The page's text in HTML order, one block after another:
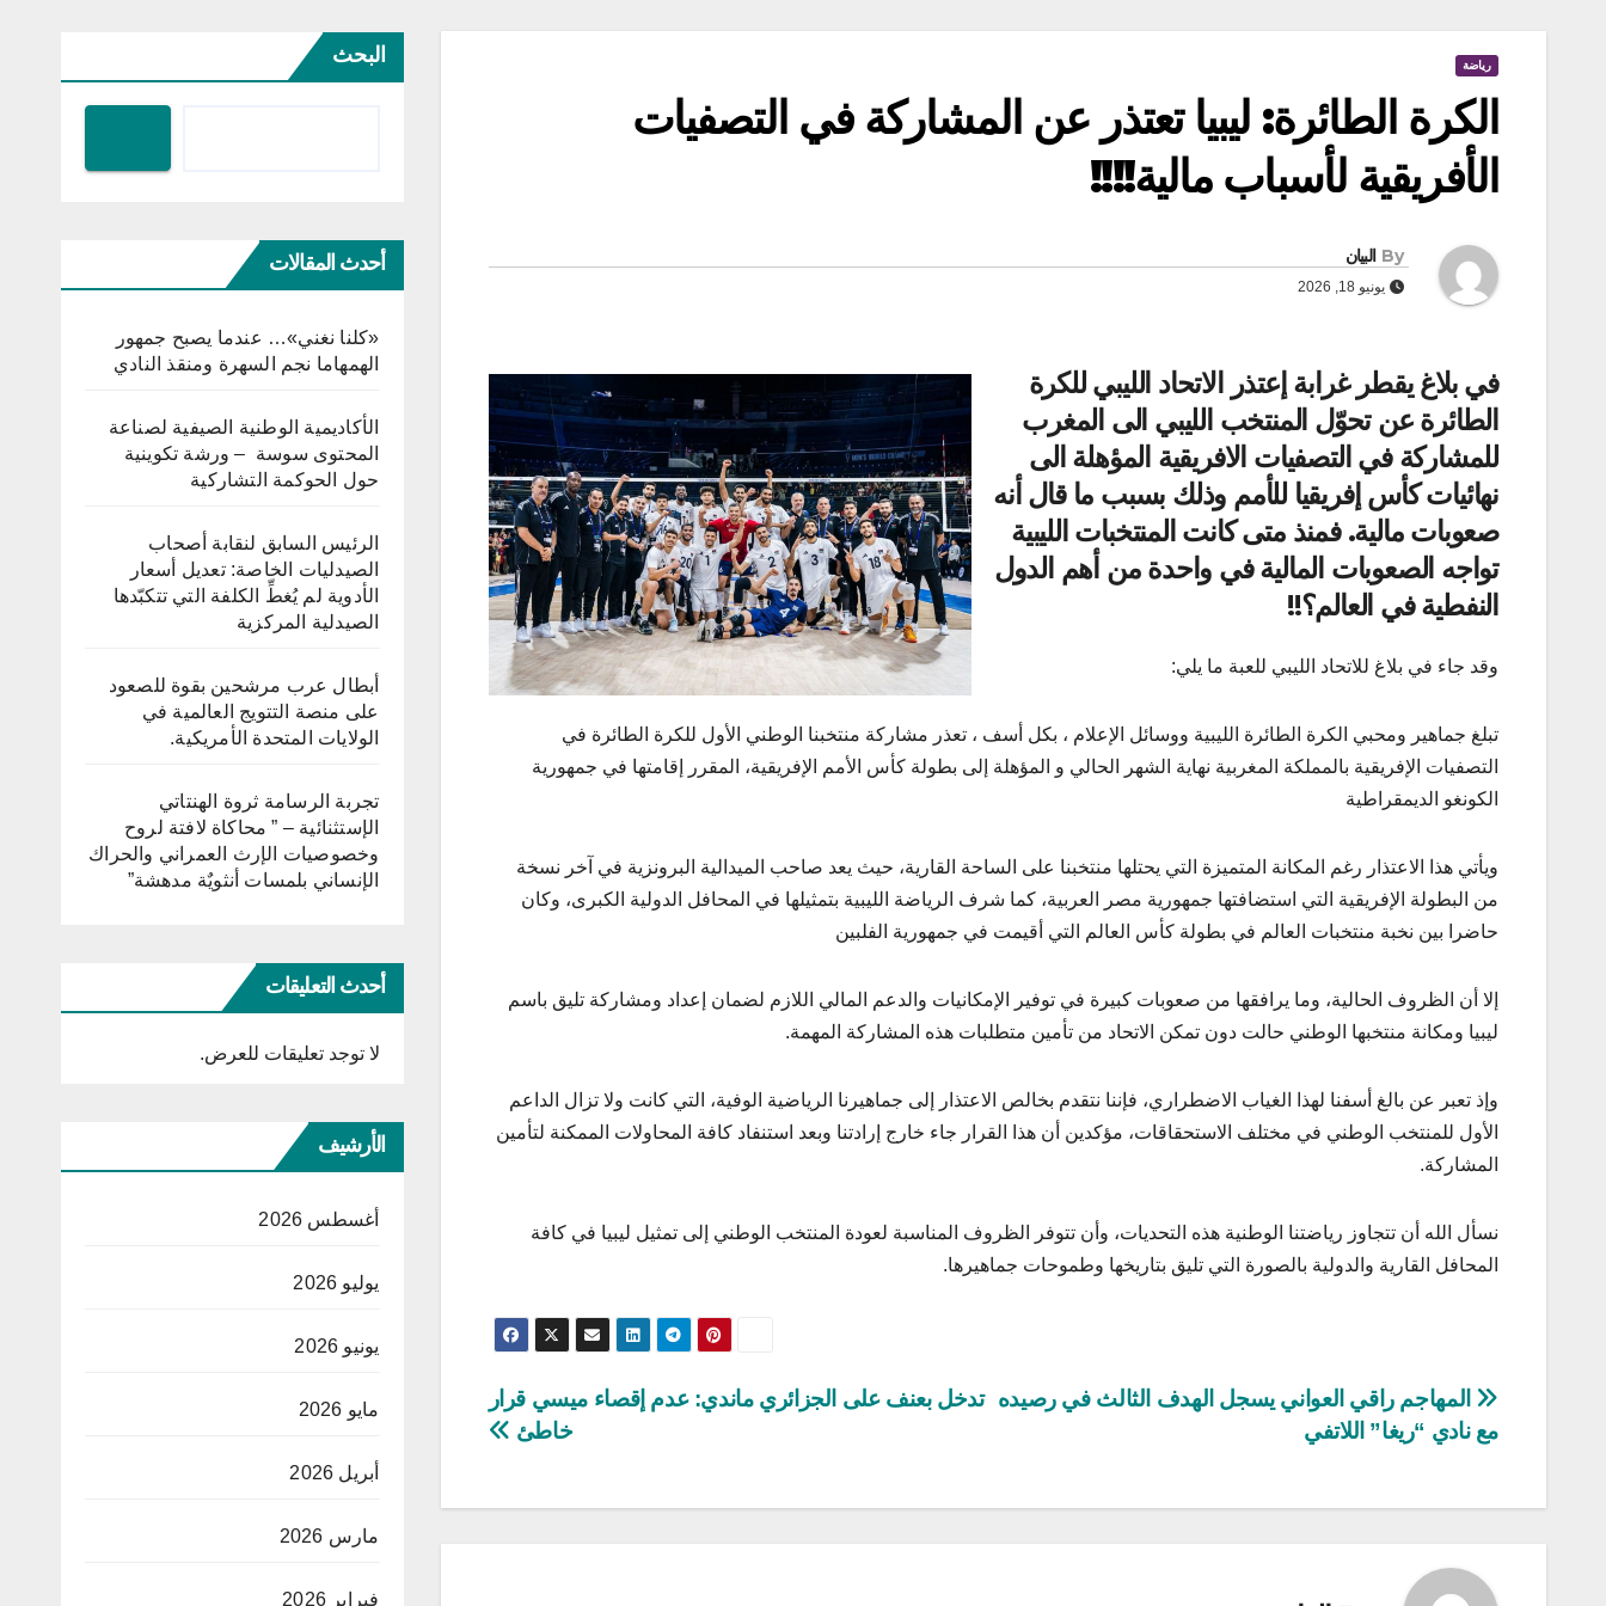
رياضة
الكرة الطائرة: ليبيا تعتذر عن المشاركة في التصفيات
الأفريقية لأسباب مالية!!!!
By البيان
يونيو 18, 2026
في بلاغ يقطر غرابة إعتذر الاتحاد الليبي للكرة
الطائرة عن تحوّل المنتخب الليبي الى المغرب
للمشاركة في التصفيات الافريقية المؤهلة الى
نهائيات كأس إفريقيا للأمم وذلك بسبب ما قال أنه
صعوبات مالية. فمنذ متى كانت المنتخبات الليبية
تواجه الصعوبات المالية في واحدة من أهم الدول
النفطية في العالم؟!!
وقد جاء في بلاغ للاتحاد الليبي للعبة ما يلي:
تبلغ جماهير ومحبي الكرة الطائرة الليبية ووسائل الإعلام ، بكل أسف ، تعذر مشاركة منتخبنا الوطني الأول للكرة الطائرة في
التصفيات الإفريقية بالمملكة المغربية نهاية الشهر الحالي و المؤهلة إلى بطولة كأس الأمم الإفريقية، المقرر إقامتها في جمهورية
الكونغو الديمقراطية
ويأتي هذا الاعتذار رغم المكانة المتميزة التي يحتلها منتخبنا على الساحة القارية، حيث يعد صاحب الميدالية البرونزية في آخر نسخة
من البطولة الإفريقية التي استضافتها جمهورية مصر العربية، كما شرف الرياضة الليبية بتمثيلها في المحافل الدولية الكبرى، وكان
حاضرا بين نخبة منتخبات العالم في بطولة كأس العالم التي أقيمت في جمهورية الفلبين
إلا أن الظروف الحالية، وما يرافقها من صعوبات كبيرة في توفير الإمكانيات والدعم المالي اللازم لضمان إعداد ومشاركة تليق باسم
ليبيا ومكانة منتخبها الوطني حالت دون تمكن الاتحاد من تأمين متطلبات هذه المشاركة المهمة.
وإذ تعبر عن بالغ أسفنا لهذا الغياب الاضطراري، فإننا نتقدم بخالص الاعتذار إلى جماهيرنا الرياضية الوفية، التي كانت ولا تزال الداعم
الأول للمنتخب الوطني في مختلف الاستحقاقات، مؤكدين أن هذا القرار جاء خارج إرادتنا وبعد استنفاد كافة المحاولات الممكنة لتأمين
المشاركة.
نسأل الله أن تتجاوز رياضتنا الوطنية هذه التحديات، وأن تتوفر الظروف المناسبة لعودة المنتخب الوطني إلى تمثيل ليبيا في كافة
المحافل القارية والدولية بالصورة التي تليق بتاريخها وطموحات جماهيرها.
تصفّح
المقالات
تدخل بعنف على الجزائري ماندي: عدم إقصاء ميسي قرار
خاطئ
المهاجم راقي العواني يسجل الهدف الثالث في رصيده
مع نادي “ريغا” اللاتفي
البحث
أحدث المقالات
«كلنا نغني»… عندما يصبح جمهور
الهمهاما نجم السهرة ومنقذ النادي
الأكاديمية الوطنية الصيفية لصناعة
المحتوى سوسة – ورشة تكوينية
حول الحوكمة التشاركية
الرئيس السابق لنقابة أصحاب
الصيدليات الخاصة: تعديل أسعار
الأدوية لم يُغطِّ الكلفة التي تتكبّدها
الصيدلية المركزية
أبطال عرب مرشحين بقوة للصعود
على منصة التتويج العالمية في
الولايات المتحدة الأمريكية.
تجربة الرسامة ثروة الهنتاتي
الإستثنائية – ” محاكاة لافتة لروح
وخصوصيات الإرث العمراني والحراك
الإنساني بلمسات أنثويٌة مدهشة”
أحدث التعليقات
لا توجد تعليقات للعرض.
الأرشيف
أغسطس 2026
يوليو 2026
يونيو 2026
مايو 2026
أبريل 2026
مارس 2026
فبراير 2026